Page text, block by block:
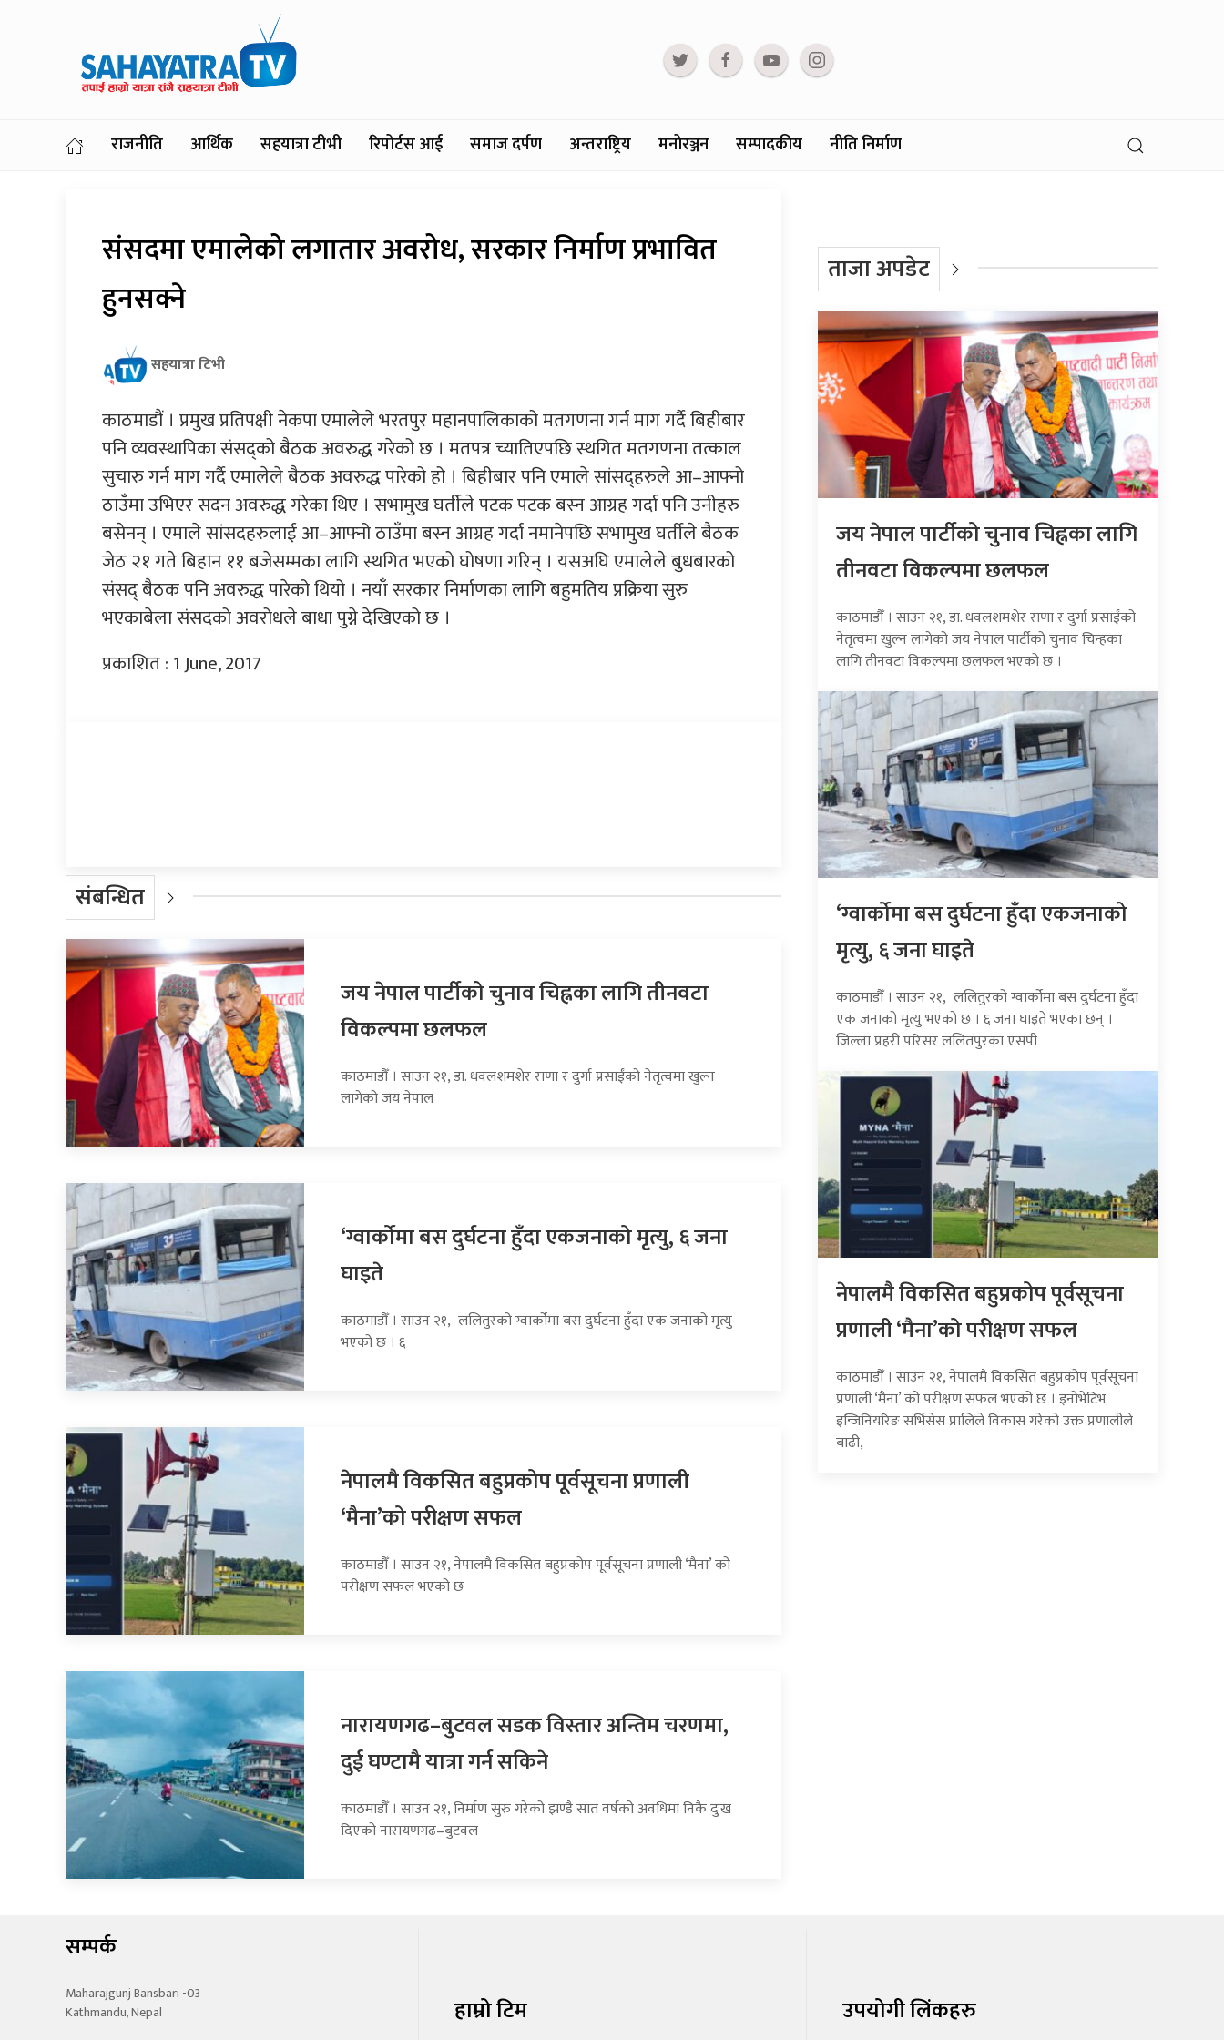
राजनीति आर्थिक सहयात्रा टीभी रिपोर्टस आई समाज दर्पण अन्तराष्ट्रिय मनोरञ्जन सम्पादकीय नीति निर्माण
संसदमा एमालेको लगातार अवरोध, सरकार निर्माण प्रभावित
हुनसक्ने
सहयात्रा टिभी
काठमाडौं । प्रमुख प्रतिपक्षी नेकपा एमालेले भरतपुर महानपालिकाको मतगणना गर्न माग गर्दै बिहीबार
पनि व्यवस्थापिका संसद्को बैठक अवरुद्ध गरेको छ । मतपत्र च्यातिएपछि स्थगित मतगणना तत्काल
सुचारु गर्न माग गर्दै एमालेले बैठक अवरुद्ध पारेको हो । बिहीबार पनि एमाले सांसद्हरुले आ–आफ्नो
ठाउँमा उभिएर सदन अवरुद्ध गरेका थिए । सभामुख घर्तीले पटक पटक बस्न आग्रह गर्दा पनि उनीहरु
बसेनन् । एमाले सांसदहरुलाई आ–आफ्नो ठाउँमा बस्न आग्रह गर्दा नमानेपछि सभामुख घर्तीले बैठक
जेठ २१ गते बिहान ११ बजेसम्मका लागि स्थगित भएको घोषणा गरिन् । यसअघि एमालेले बुधबारको
संसद् बैठक पनि अवरुद्ध पारेको थियो । नयाँ सरकार निर्माणका लागि बहुमतिय प्रक्रिया सुरु
भएकाबेला संसदको अवरोधले बाधा पुग्ने देखिएको छ ।
प्रकाशित : 1 June, 2017
संबन्धित
जय नेपाल पार्टीको चुनाव चिह्नका लागि तीनवटा
विकल्पमा छलफल
काठमाडौँ । साउन २१, डा. धवलशमशेर राणा र दुर्गा प्रसाईंको नेतृत्वमा खुल्न
लागेको जय नेपाल
‘ग्वार्कोमा बस दुर्घटना हुँदा एकजनाको मृत्यु, ६ जना
घाइते
काठमाडौँ । साउन २१, ललितुरको ग्वार्कोमा बस दुर्घटना हुँदा एक जनाको मृत्यु
भएको छ । ६
नेपालमै विकसित बहुप्रकोप पूर्वसूचना प्रणाली
‘मैना’को परीक्षण सफल
काठमाडौँ । साउन २१, नेपालमै विकसित बहुप्रकोप पूर्वसूचना प्रणाली ‘मैना’ को
परीक्षण सफल भएको छ
नारायणगढ–बुटवल सडक विस्तार अन्तिम चरणमा,
दुई घण्टामै यात्रा गर्न सकिने
काठमाडौँ । साउन २१, निर्माण सुरु गरेको झण्डै सात वर्षको अवधिमा निकै दुःख
दिएको नारायणगढ–बुटवल
ताजा अपडेट
जय नेपाल पार्टीको चुनाव चिह्नका लागि
तीनवटा विकल्पमा छलफल
काठमाडौँ । साउन २१, डा. धवलशमशेर राणा र दुर्गा प्रसाईंको
नेतृत्वमा खुल्न लागेको जय नेपाल पार्टीको चुनाव चिन्हका
लागि तीनवटा विकल्पमा छलफल भएको छ ।
‘ग्वार्कोमा बस दुर्घटना हुँदा एकजनाको
मृत्यु, ६ जना घाइते
काठमाडौँ । साउन २१, ललितुरको ग्वार्कोमा बस दुर्घटना हुँदा
एक जनाको मृत्यु भएको छ । ६ जना घाइते भएका छन् ।
जिल्ला प्रहरी परिसर ललितपुरका एसपी
नेपालमै विकसित बहुप्रकोप पूर्वसूचना
प्रणाली ‘मैना’को परीक्षण सफल
काठमाडौँ । साउन २१, नेपालमै विकसित बहुप्रकोप पूर्वसूचना
प्रणाली ‘मैना’ को परीक्षण सफल भएको छ । इनोभेटिभ
इन्जिनियरिङ सर्भिसेस प्रालिले विकास गरेको उक्त प्रणालीले
बाढी,
सम्पर्क
Maharajgunj Bansbari -03
Kathmandu, Nepal
हाम्रो टिम उपयोगी लिंकहरु